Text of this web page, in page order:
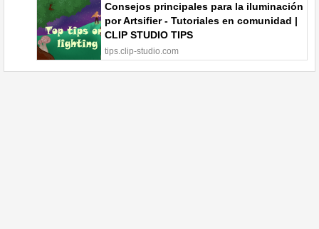
Consejos principales para la iluminación
por Artsifier - Tutoriales en comunidad |
CLIP STUDIO TIPS
tips.clip-studio.com